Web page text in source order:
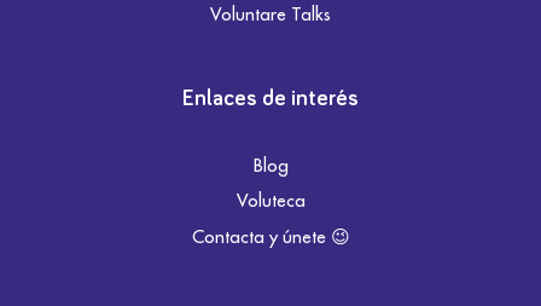
Voluntare Talks
Enlaces de interés
Blog
Voluteca
Contacta y únete 😉